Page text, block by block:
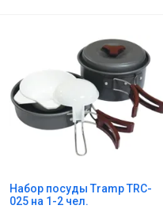
Набор посуды Tramp TRC-
025 на 1-2 чел.